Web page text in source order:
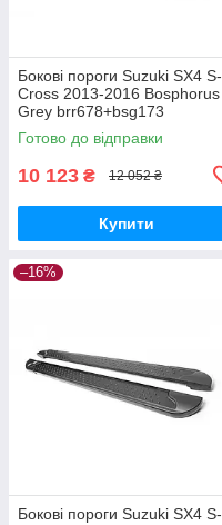
Бокові пороги Suzuki SX4 S-
Cross 2013-2016 Bosphorus
Grey brr678+bsg173
Готово до відправки
10 123 ₴ 12 052 ₴
Купити
–16%
Бокові пороги Suzuki SX4 S-